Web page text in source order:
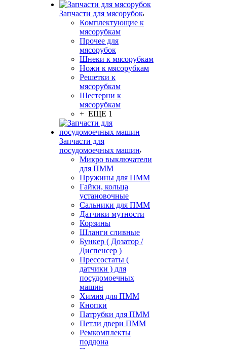
Запчасти для мясорубок
Комплектующие к
мясорубкам
Прочее для
мясорубок
Шнеки к мясорубкам
Ножи к мясорубкам
Решетки к
мясорубкам
Шестерни к
мясорубкам
+ ЕЩЕ 1
Запчасти для
посудомоечных машин
Микро выключатели
для ПММ
Пружины для ПММ
Гайки, кольца
установочные
Сальники для ПММ
Датчики мутности
Корзины
Шланги сливные
Бункер ( Дозатор /
Диспенсер )
Прессостаты (
датчики ) для
посудомоечных
машин
Химия для ПММ
Кнопки
Патрубки для ПММ
Петли двери ПММ
Ремкомплекты
поддона